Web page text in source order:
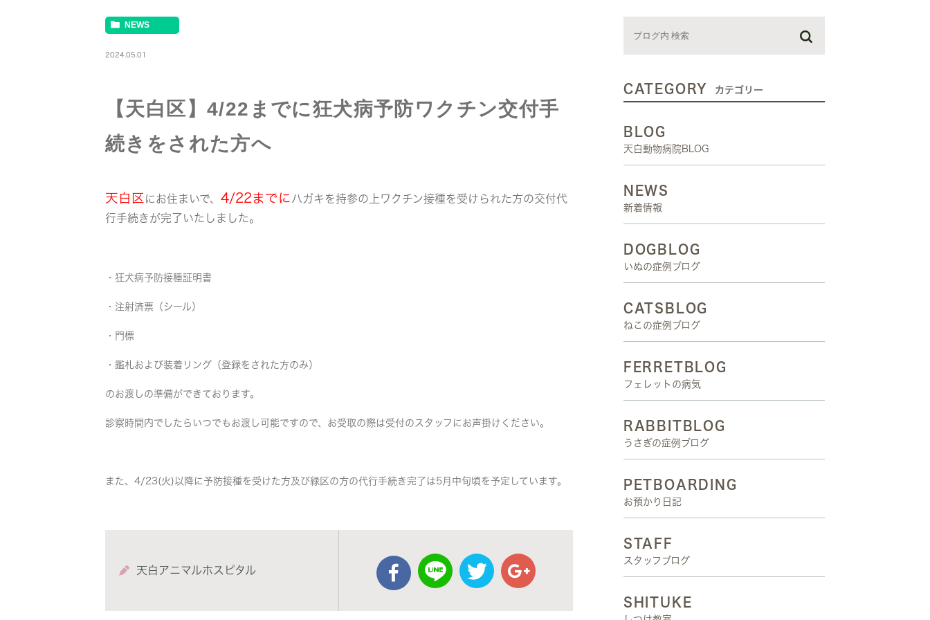
NEWS
2024.05.01
【天白区】4/22までに狂犬病予防ワクチン交付手
続きをされた方へ
天白区 にお住まいで、 4/22までに ハガキを持参の上ワクチン接種を受けられた方の交付代
行手続きが完了いたしました。
・狂犬病予防接種証明書
・注射済票（シール）
・門標
・鑑札および装着リング（登録をされた方のみ）
のお渡しの準備ができております。
診察時間内でしたらいつでもお渡し可能ですので、お受取の際は受付のスタッフにお声掛けください。
また、4/23(火)以降に予防接種を受けた方及び緑区の方の代行手続き完了は5月中旬頃を予定しています。
天白アニマルホスピタル
CATEGORY カテゴリー
BLOG
天白動物病院BLOG
NEWS
新着情報
DOGBLOG
いぬの症例ブログ
CATSBLOG
ねこの症例ブログ
FERRETBLOG
フェレットの病気
RABBITBLOG
うさぎの症例ブログ
PETBOARDING
お預かり日記
STAFF
スタッフブログ
SHITUKE